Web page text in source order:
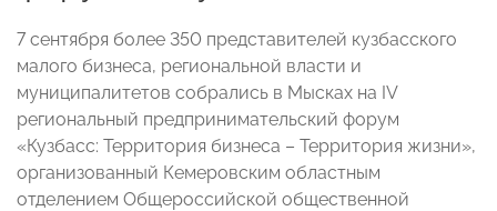
7 сентября более 350 представителей кузбасского
малого бизнеса, региональной власти и
муниципалитетов собрались в Мысках на IV
региональный предпринимательский форум
«Кузбасс: Территория бизнеса – Территория жизни»,
организованный Кемеровским областным
отделением Общероссийской общественной